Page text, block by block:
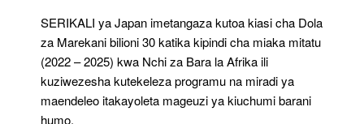
SERIKALI ya Japan imetangaza kutoa kiasi cha Dola
za Marekani bilioni 30 katika kipindi cha miaka mitatu
(2022 – 2025) kwa Nchi za Bara la Afrika ili
kuziwezesha kutekeleza programu na miradi ya
maendeleo itakayoleta mageuzi ya kiuchumi barani
humo.